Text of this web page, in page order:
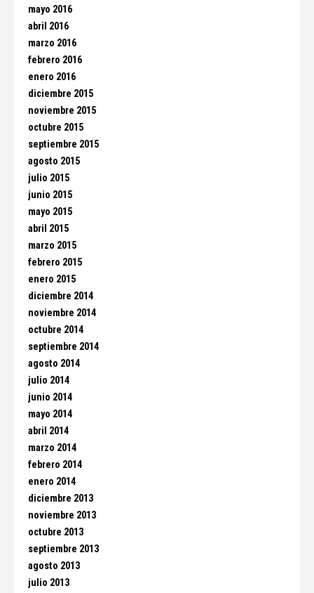
mayo 2016
abril 2016
marzo 2016
febrero 2016
enero 2016
diciembre 2015
noviembre 2015
octubre 2015
septiembre 2015
agosto 2015
julio 2015
junio 2015
mayo 2015
abril 2015
marzo 2015
febrero 2015
enero 2015
diciembre 2014
noviembre 2014
octubre 2014
septiembre 2014
agosto 2014
julio 2014
junio 2014
mayo 2014
abril 2014
marzo 2014
febrero 2014
enero 2014
diciembre 2013
noviembre 2013
octubre 2013
septiembre 2013
agosto 2013
julio 2013